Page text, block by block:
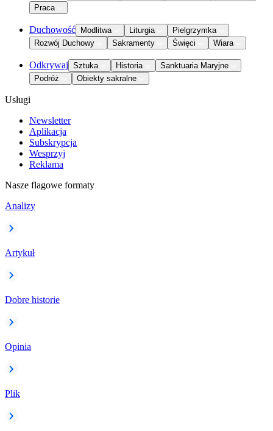
Praca
Duchowość Modlitwa Liturgia
Pielgrzymka
Rozwój Duchowy
Sakramenty Święci Wiara
Odkrywaj Sztuka Historia
Sanktuaria Maryjne
Podróż
Obiekty sakralne
Usługi
Newsletter
Aplikacja
Subskrypcja
Wesprzyj
Reklama
Nasze flagowe formaty
Analizy
Artykuł
Dobre historie
Opinia
Plik